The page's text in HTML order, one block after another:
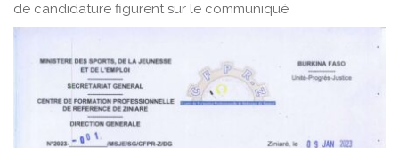
de candidature figurent sur le communiqué